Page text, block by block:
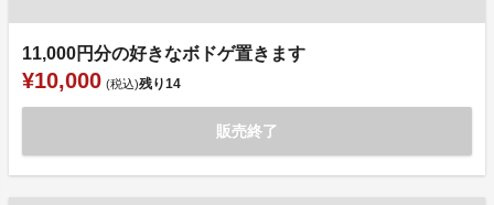
11,000円分の好きなボドゲ置きます
¥10,000 (税込)残り14
販売終了